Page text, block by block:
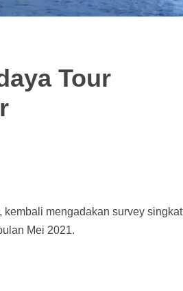
Tour
mengadakan survey singkat
Mei 2021.